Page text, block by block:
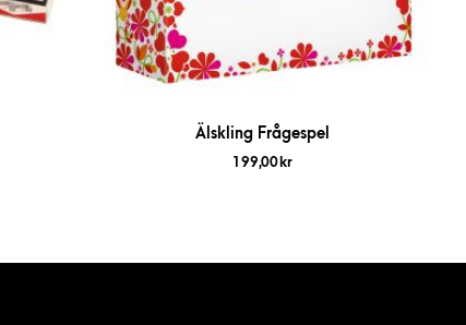
Älskling Frågespel
199,00 kr